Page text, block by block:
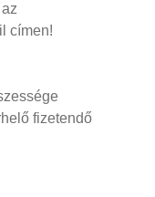
címen!
fizetendő